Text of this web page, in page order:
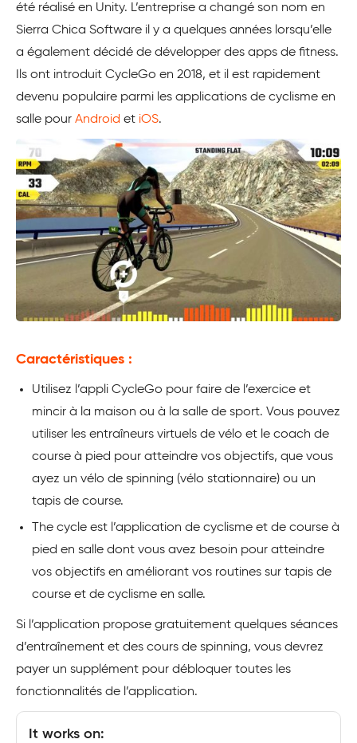
été réalisé en Unity. L’entreprise a changé son nom en
Sierra Chica Software il y a quelques années lorsqu’elle
a également décidé de développer des apps de fitness.
Ils ont introduit CycleGo en 2018, et il est rapidement
devenu populaire parmi les applications de cyclisme en
salle pour Android et iOS.
Caractéristiques :
Utilisez l’appli CycleGo pour faire de l’exercice et
mincir à la maison ou à la salle de sport. Vous pouvez
utiliser les entraîneurs virtuels de vélo et le coach de
course à pied pour atteindre vos objectifs, que vous
ayez un vélo de spinning (vélo stationnaire) ou un
tapis de course.
The cycle est l’application de cyclisme et de course à
pied en salle dont vous avez besoin pour atteindre
vos objectifs en améliorant vos routines sur tapis de
course et de cyclisme en salle.
Si l’application propose gratuitement quelques séances
d’entraînement et des cours de spinning, vous devrez
payer un supplément pour débloquer toutes les
fonctionnalités de l’application.
It works on: